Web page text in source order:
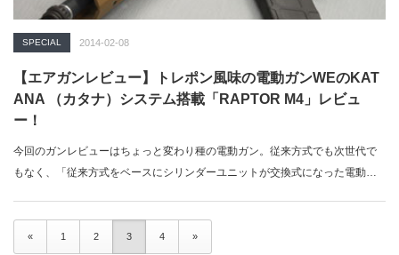
SPECIAL 2014-02-08
【エアガンレビュー】トレポン風味の電動ガンWEのKAT
ANA （カタナ）システム搭載「RAPTOR M4」レビュ
ー！
今回のガンレビューはちょっと変わり種の電動ガン。従来方式でも次世代で
もなく、「従来方式をベースにシリンダーユニットが交換式になった電動ガ
« 1 2 3 4 »